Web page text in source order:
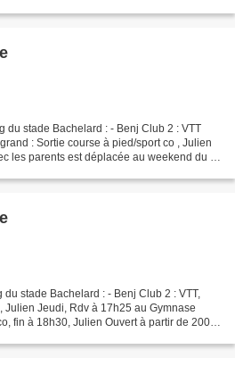
du stade Bachelard : - Benj Club 2 : VTT
: Sortie course à pied/sport co , Julien
les parents est déplacée au weekend du 2-
stade Bachelard : - Benj Club 2 : VTT,
Julien Jeudi, Rdv à 17h25 au Gymnase
fin à 18h30, Julien Ouvert à partir de 2004